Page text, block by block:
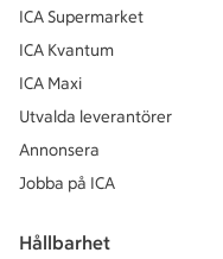
ICA Supermarket
ICA Kvantum
ICA Maxi
Utvalda leverantörer
Annonsera
Jobba på ICA
Hållbarhet